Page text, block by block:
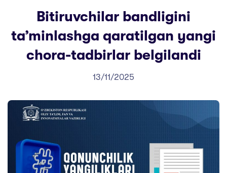
Bitiruvchilar bandligini
taʼminlashga qaratilgan yangi
chora-tadbirlar belgilandi
13/11/2025